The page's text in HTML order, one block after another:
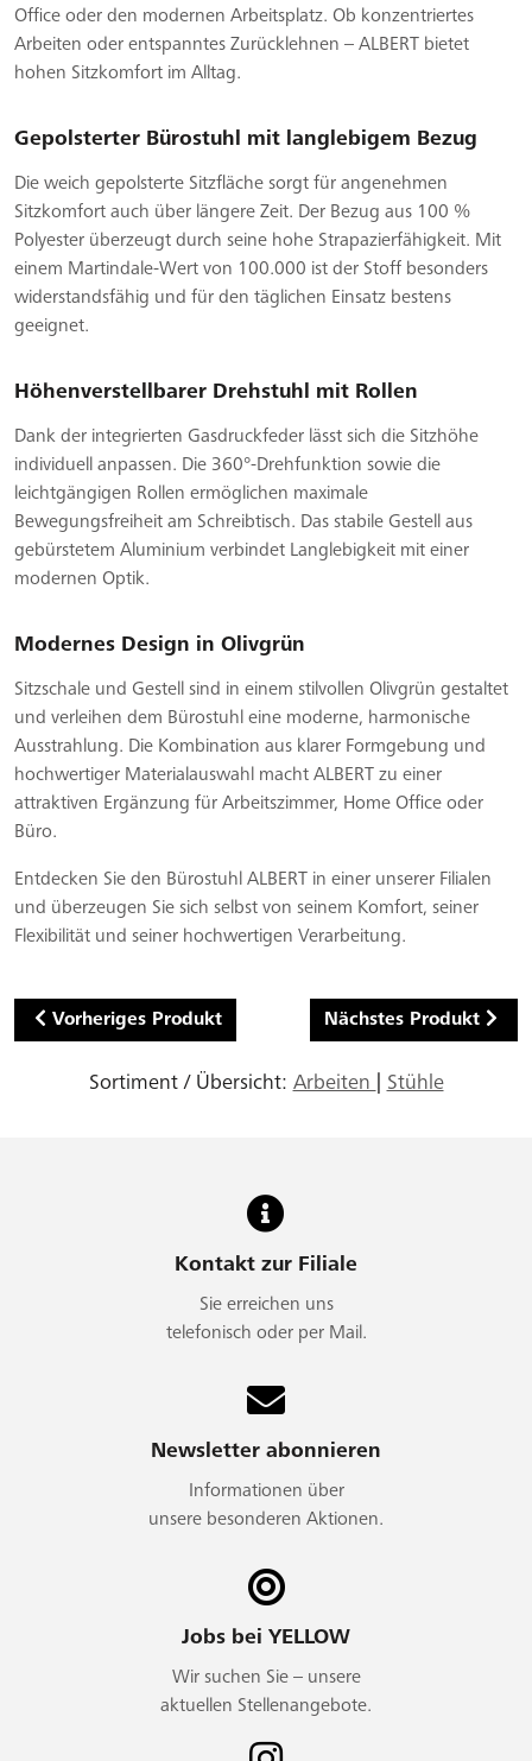
Office oder den modernen Arbeitsplatz. Ob konzentriertes
Arbeiten oder entspanntes Zurücklehnen – ALBERT bietet
hohen Sitzkomfort im Alltag.
Gepolsterter Bürostuhl mit langlebigem Bezug
Die weich gepolsterte Sitzfläche sorgt für angenehmen
Sitzkomfort auch über längere Zeit. Der Bezug aus 100 %
Polyester überzeugt durch seine hohe Strapazierfähigkeit. Mit
einem Martindale-Wert von 100.000 ist der Stoff besonders
widerstandsfähig und für den täglichen Einsatz bestens
geeignet.
Höhenverstellbarer Drehstuhl mit Rollen
Dank der integrierten Gasdruckfeder lässt sich die Sitzhöhe
individuell anpassen. Die 360°-Drehfunktion sowie die
leichtgängigen Rollen ermöglichen maximale
Bewegungsfreiheit am Schreibtisch. Das stabile Gestell aus
gebürstetem Aluminium verbindet Langlebigkeit mit einer
modernen Optik.
Modernes Design in Olivgrün
Sitzschale und Gestell sind in einem stilvollen Olivgrün gestaltet
und verleihen dem Bürostuhl eine moderne, harmonische
Ausstrahlung. Die Kombination aus klarer Formgebung und
hochwertiger Materialauswahl macht ALBERT zu einer
attraktiven Ergänzung für Arbeitszimmer, Home Office oder
Büro.
Entdecken Sie den Bürostuhl ALBERT in einer unserer Filialen
und überzeugen Sie sich selbst von seinem Komfort, seiner
Flexibilität und seiner hochwertigen Verarbeitung.
Vorheriges Produkt Nächstes Produkt
Sortiment / Übersicht: Arbeiten Stühle
Kontakt zur Filiale
Sie erreichen uns
telefonisch oder per Mail.
Newsletter abonnieren
Informationen über
unsere besonderen Aktionen.
Jobs bei YELLOW
Wir suchen Sie – unsere
aktuellen Stellenangebote.